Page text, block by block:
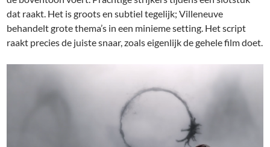
dat raakt. Het is groots en subtiel tegelijk; Villeneuve
behandelt grote thema’s in een minieme setting. Het script
raakt precies de juiste snaar, zoals eigenlijk de gehele film doet.